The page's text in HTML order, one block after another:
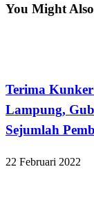
You Might
Terima
Lampung,
Sejumlah
22 Februari 2022